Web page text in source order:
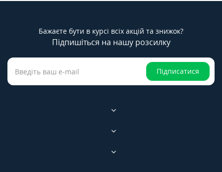
Бажаєте бути в курсі всіх акцій та знижок?
Підпишіться на нашу розсилку
Підписатися